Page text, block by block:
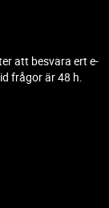
att besvara ert e-
frågor är 48 h.